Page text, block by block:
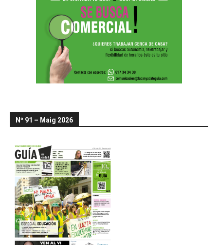
Nº 91 – Maig 2026